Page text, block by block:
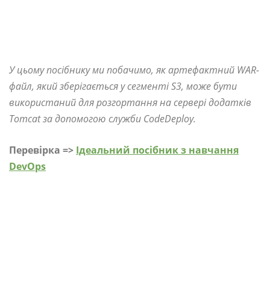
У цьому посібнику ми побачимо, як артефактний WAR-
файл, який зберігається у сегменті S3, може бути
використаний для розгортання на сервері додатків
Tomcat за допомогою служби CodeDeploy.
Перевірка => Ідеальний посібник з навчання
DevOps